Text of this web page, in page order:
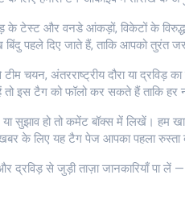
के टेस्ट और वनडे आंकड़ों, विकेटों के
पहले दिए जाते हैं, ताकि आपको तुरंत
चयन, अंतरराष्ट्रीय दौरा या द्रविड़
इस टैग को फॉलो कर सकते हैं ताकि हर
सुझाव हो तो कमेंट बॉक्स में लिखें। हम
के लिए यह टैग पेज आपका पहला रुस्ता
से जुड़ी ताज़ा जानकारियाँ पा लें